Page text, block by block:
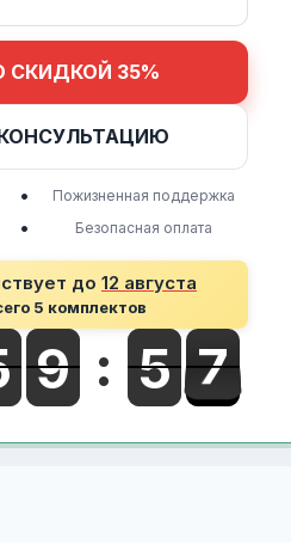
СКИДКОЙ 35%
•
Пожизненная поддержка
• Безопасная оплата
до 12 августа
5 комплектов